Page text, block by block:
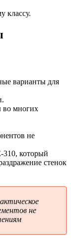
классу.
варианты для
во многих
не
310, который
стенок
не